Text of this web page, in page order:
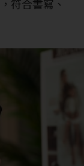
，符合書寫、